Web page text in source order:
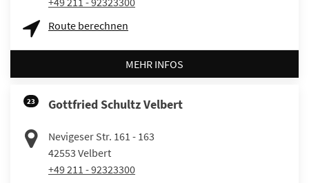
Route berechnen
MEHR INFOS
23 Gottfried Schultz Velbert
Nevigeser Str. 161 - 163
42553 Velbert
+49 211 - 92323300